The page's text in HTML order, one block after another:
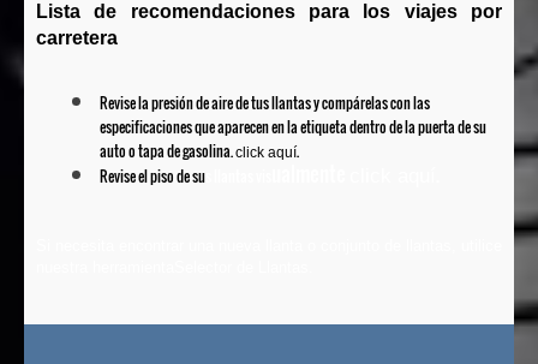
Lista de recomendaciones para los viajes por
carretera
Revise la presión de aire de tus llantas y compárelas con las
especificaciones que aparecen en la etiqueta dentro de la puerta de su
auto o tapa de gasolina.click aquí.
Revise el piso de su